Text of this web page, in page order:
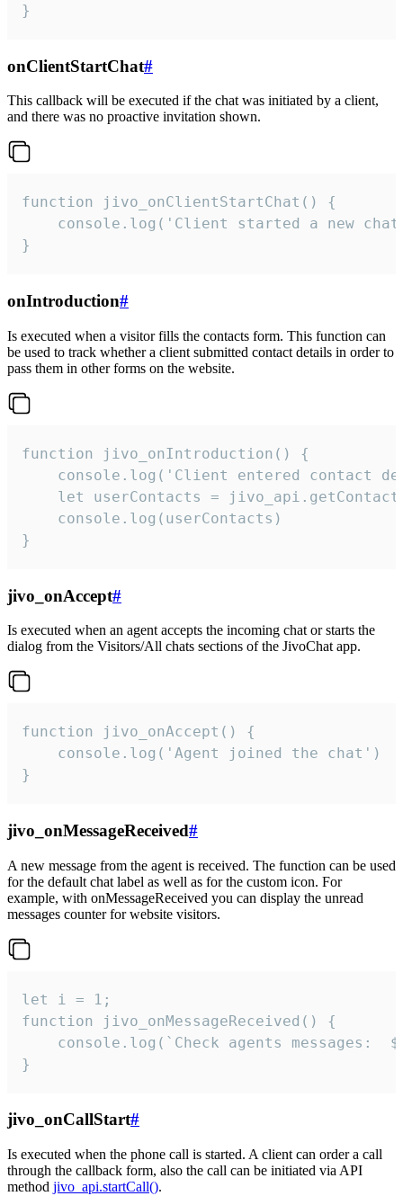
}
onClientStartChat#
This callback will be executed if the chat was initiated by a client,
and there was no proactive invitation shown.
function jivo_onClientStartChat() {
console.log('Client started a new
}
onIntroduction#
Is executed when a visitor fills the contacts form. This function can
be used to track whether a client submitted contact details in order to
pass them in other forms on the website.
function jivo_onIntroduction() {
console.log('Client entered contact
let userContacts =
    console.log(userContacts)
}
jivo_onAccept#
Is executed when an agent accepts the incoming chat or starts the
dialog from the Visitors/All chats sections of the JivoChat app.
function jivo_onAccept() {
}
jivo_onMessageReceived#
A new message from the agent is received. The function can be used
for the default chat label as well as for the custom icon. For
example, with onMessageReceived you can display the unread
messages counter for website visitors.
let i = 1;
function jivo_onMessageReceived() {
}
jivo_onCallStart#
Is executed when the phone call is started. A client can order a call
through the callback form, also the call can be initiated via API
method jivo_api.startCall().